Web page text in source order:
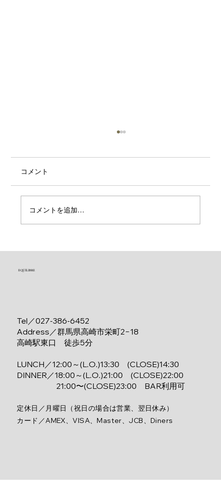
お子様のご予約に関して
コメント
コメントを追加…
EQUILIBRE
Tel／027-386-6452
​Address／群馬県高崎市栄町2−18
高崎駅東口 徒歩5分
LUNCH／12:00～(L.O.)13:30 (CLOSE)14:30
DINNER／18:00～(L.O.)21:00 (CLOSE)22:00
21:00〜(CLOSE)23:00 BAR利用可​
定休日 ／ 月曜日（祝日の場合は営業、翌日休み）
カード ／AMEX、VISA、Master、JCB、Diners